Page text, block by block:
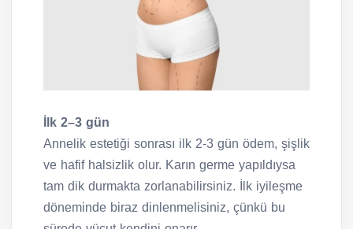
İlk 2–3 gün
Annelik estetiği sonrası ilk 2-3 gün ödem, şişlik
ve hafif halsizlik olur. Karın germe yapıldıysa
tam dik durmakta zorlanabilirsiniz. İlk iyileşme
döneminde biraz dinlenmelisiniz, çünkü bu